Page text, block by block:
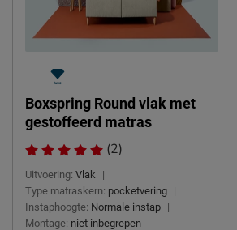
Boxspring Round vlak met
gestoffeerd matras
(2)
Uitvoering: Vlak
|
Type matraskern: pocketvering |
Instaphoogte: Normale instap |
Montage: niet inbegrepen